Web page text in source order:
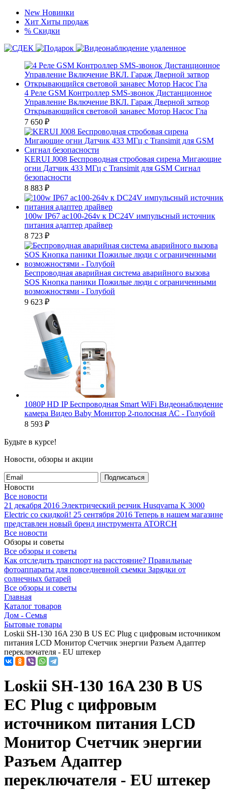
New Новинки
Хит Хиты продаж
% Скидки
4 Реле GSM Контроллер SMS-звонок Дистанционное
Управление Включение ВКЛ. Гараж Дверной затвор
Открывающийся световой занавес Мотор Насос Гла
7 650 ₽
KERUI J008 Беспроводная стробовая сирена Мигающие
огни Датчик 433 МГц с Transimit для GSM Сигнал
безопасности
8 883 ₽
100w IP67 ac100-264v к DC24V импульсный источник
питания адаптер драйвер
8 723 ₽
Беспроводная аварийная система аварийного вызова
SOS Кнопка паники Пожилые люди с ограниченными
возможностями - Голубой
9 623 ₽
1080P HD IP Беспроводная Smart WiFi Видеонаблюдение
камера Видео Baby Монитор 2-полосная АС - Голубой
8 593 ₽
Будьте в курсе!
Новости, обзоры и акции
Подписаться
Новости
Все новости
21 декабря 2016 Электрический резчик Husqvarna K 3000
Electric со скидкой! 25 сентября 2016 Теперь в нашем магазине
представлен новый бренд инструмента ATORCH
Все новости
Обзоры и советы
Все обзоры и советы
Как отследить транспорт на расстояние? Правильные
фотоаппараты для повседневной съемки Зарядки от
солнечных батарей
Все обзоры и советы
Главная
Каталог товаров
Дом - Семья
Бытовые товары
Loskii SH-130 16A 230 В US ЕС Plug с цифровым источником
питания LCD Монитор Счетчик энергии Разъем Адаптер
переключателя - EU штекер
Loskii SH-130 16A 230 В US
ЕС Plug с цифровым
источником питания LCD
Монитор Счетчик энергии
Разъем Адаптер
переключателя - EU штекер